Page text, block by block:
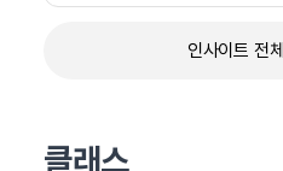
인사이트 전
클래스